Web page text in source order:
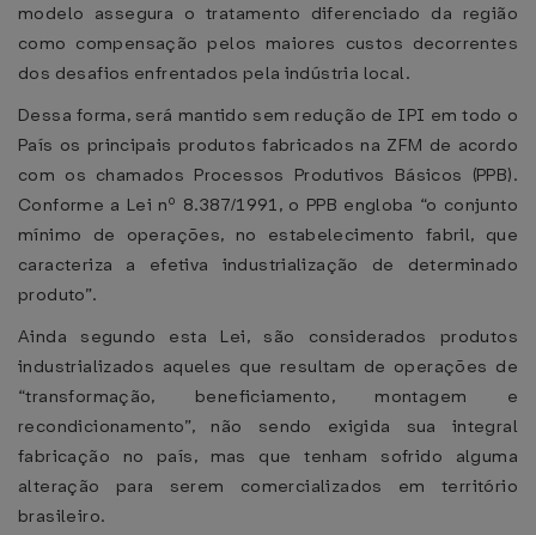
modelo assegura o tratamento diferenciado da região
como compensação pelos maiores custos decorrentes
dos desafios enfrentados pela indústria local.
Dessa forma, será mantido sem redução de IPI em todo o
País os principais produtos fabricados na ZFM de acordo
com os chamados Processos Produtivos Básicos (PPB).
Conforme a Lei nº 8.387/1991, o PPB engloba “o conjunto
mínimo de operações, no estabelecimento fabril, que
caracteriza a efetiva industrialização de determinado
produto”.
Ainda segundo esta Lei, são considerados produtos
industrializados aqueles que resultam de operações de
“transformação, beneficiamento, montagem e
recondicionamento”, não sendo exigida sua integral
fabricação no país, mas que tenham sofrido alguma
alteração para serem comercializados em território
brasileiro.